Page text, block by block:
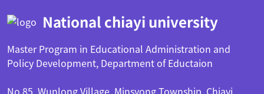
National chiayi university
Master Program in Educational Administration and
Policy Development, Department of Eductaion
No.85, Wunlong Village, Minsyong Township, Chiayi